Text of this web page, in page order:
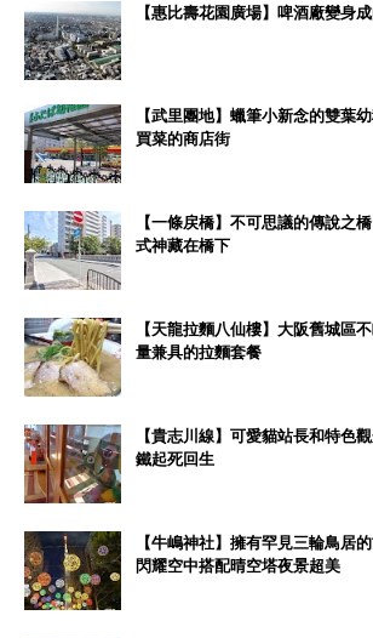
【惠比壽花園廣場】啤酒廠變身
【武里團地】蠟筆小新念的雙葉
買菜的商店街
【一條戻橋】不可思議的傳說
式神藏在橋下
【天龍拉麵八仙樓】大阪舊城
量兼具的拉麵套餐
【貴志川線】可愛貓站長和特
鐵起死回生
【牛嶋神社】擁有罕見三輪鳥
閃耀空中搭配晴空塔夜景超美